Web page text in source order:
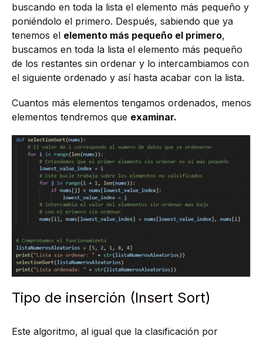
buscando en toda la lista el elemento más pequeño y
poniéndolo el primero. Después, sabiendo que ya
tenemos el elemento más pequeño el primero,
buscamos en toda la lista el elemento más pequeño
de los restantes sin ordenar y lo intercambiamos con
el siguiente ordenado y así hasta acabar con la lista.
Cuantos más elementos tengamos ordenados, menos
elementos tendremos que examinar.
Tipo de inserción (Insert Sort)
Este algoritmo, al igual que la clasificación por